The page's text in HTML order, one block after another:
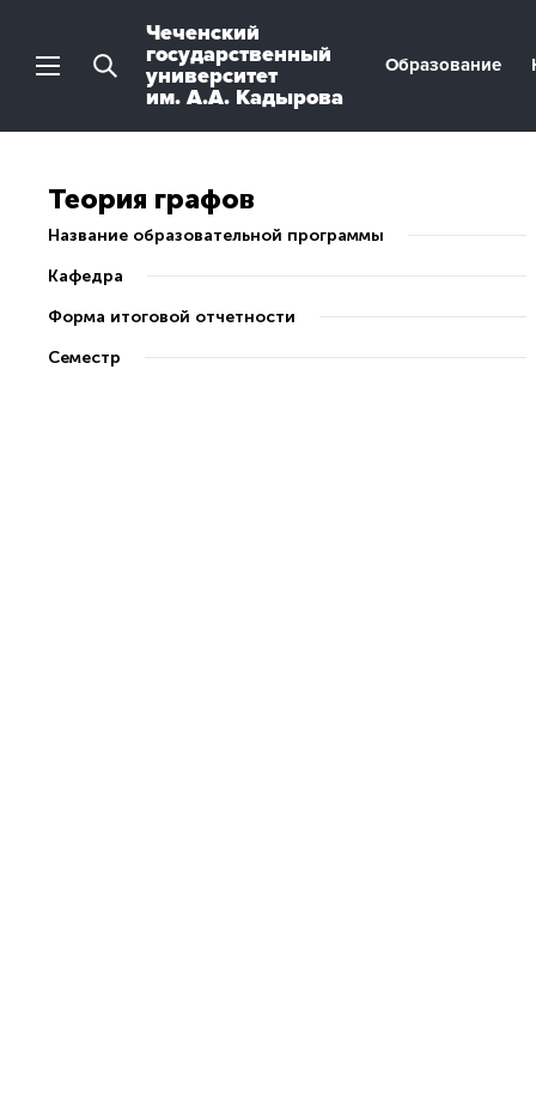
Чеченский
государственный
университет
им. А.А. Кадырова
Образование
Теория графов
Название образовательной программы
Кафедра
Форма итоговой отчетности
Семестр